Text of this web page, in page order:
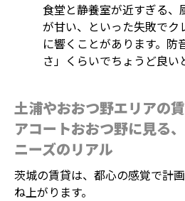
食堂と静養室が近すぎる、
が甘い、といった失敗でク
に響くことがあります。防
さ」くらいでちょうど良い
土浦やおおつ野エリアの
アコートおおつ野に見る
ニーズのリアル
茨城の賃貸は、都心の感覚で計
ね上がります。